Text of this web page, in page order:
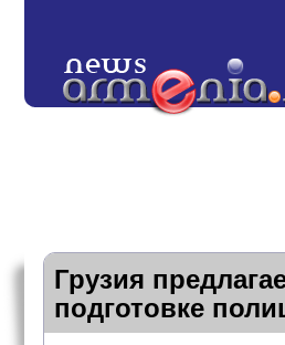
Грузия
подготовке